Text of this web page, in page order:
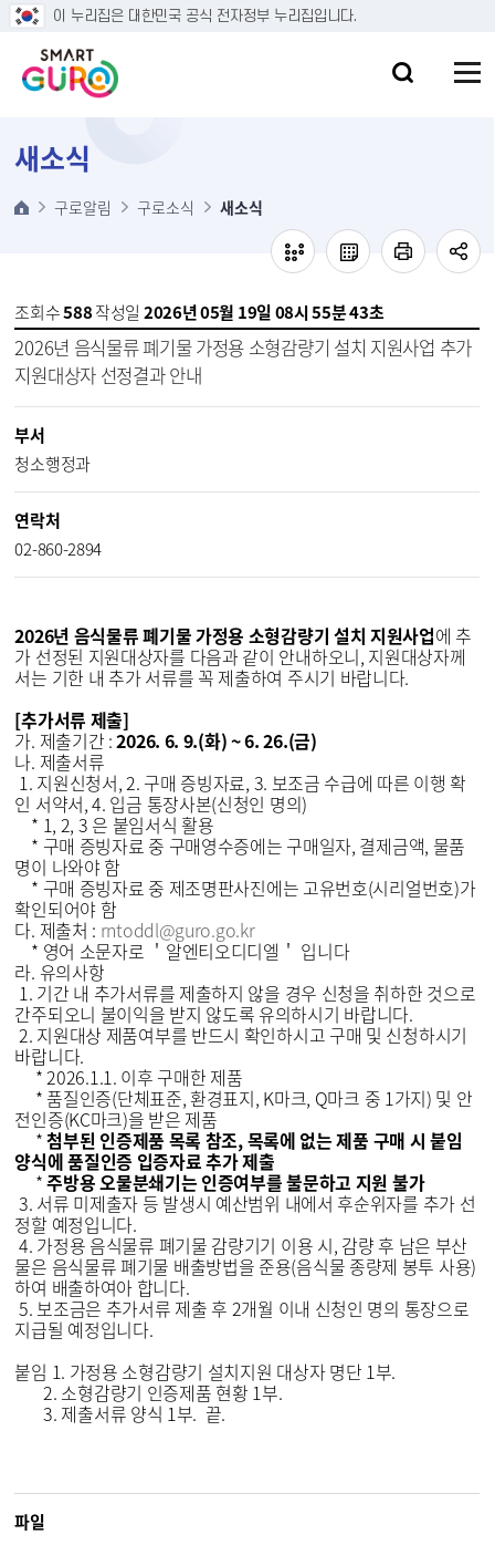
본문 바로가기
이 누리집은 대한민국 공식 전자정부 누리집입니다.
새소식
구로알림 구로소식 새소식
조회수588작성일 2026년 05월 19일 08시 55분 43초
2026년 음식물류 폐기물 가정용 소형감량기 설치 지원사업 추가
지원대상자 선정결과 안내
부서
청소행정과
연락처
02-860-2894
2026년 음식물류 폐기물 가정용 소형감량기 설치 지원사업에 추
가 선정된 지원대상자를 다음과 같이 안내하오니, 지원대상자께
서는 기한 내 추가 서류를 꼭 제출하여 주시기 바랍니다.
[추가서류 제출]
가. 제출기간 :2026. 6. 9.(화) ~ 6. 26.(금)
나. 제출서류
1. 지원신청서, 2. 구매 증빙자료, 3. 보조금 수급에 따른 이행 확
인 서약서, 4. 입금 통장사본(신청인 명의)
* 1, 2, 3 은 붙임서식 활용
* 구매 증빙자료 중 구매영수증에는 구매일자, 결제금액, 물품
명이 나와야 함
* 구매 증빙자료 중 제조명판사진에는 고유번호(시리얼번호)가
확인되어야 함
다. 제출처 : rntoddl@guro.go.kr
* 영어 소문자로 ＇알엔티오디디엘＇ 입니다
라. 유의사항
1. 기간 내 추가서류를 제출하지 않을 경우 신청을 취하한 것으로
간주되오니 불이익을 받지 않도록 유의하시기 바랍니다.
2. 지원대상 제품여부를 반드시 확인하시고 구매 및 신청하시기
바랍니다.
* 2026.1.1. 이후 구매한 제품
* 품질인증(단체표준, 환경표지, K마크, Q마크 중 1가지) 및 안
전인증(KC마크)을 받은 제품
*첨부된 인증제품 목록 참조, 목록에 없는 제품 구매 시 붙임
양식에 품질인증 입증자료 추가 제출
*주방용 오물분쇄기는 인증여부를 불문하고 지원 불가
3. 서류 미제출자 등 발생시 예산범위 내에서 후순위자를 추가 선
정할 예정입니다.
4. 가정용 음식물류 폐기물 감량기기 이용 시, 감량 후 남은 부산
물은 음식물류 폐기물 배출방법을 준용(음식물 종량제 봉투 사용)
하여 배출하여아 합니다.
5. 보조금은 추가서류 제출 후 2개월 이내 신청인 명의 통장으로
지급될 예정입니다.
붙임 1. 가정용 소형감량기 설치지원 대상자 명단 1부.
2. 소형감량기 인증제품 현황 1부.
3. 제출서류 양식 1부. 끝.
파일